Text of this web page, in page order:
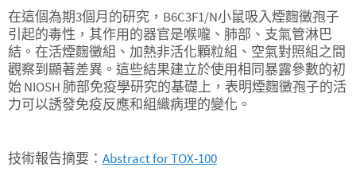
在這個為期3個月的研究，B6C3F1/N小鼠吸入煙麴黴孢子
引起的毒性，其作用的器官是喉嚨、肺部、支氣管淋巴
結。在活煙麴黴組、加熱非活化顆粒組、空氣對照組之間
觀察到顯著差異。這些結果建立於使用相同暴露參數的初
始 NIOSH 肺部免疫學研究的基礎上，表明煙麴黴孢子的活
力可以誘發免疫反應和組織病理的變化。
技術報告摘要： Abstract for TOX-100